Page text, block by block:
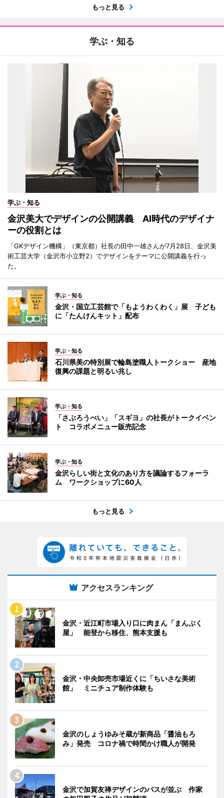
もっと見る
学ぶ・知る
学ぶ・知る
金沢美大でデザインの公開講義 AI時代のデザイナ
ーの役割とは
「GKデザイン機構」（東京都）社長の田中一雄さんが7月28日、金沢美
術工芸大学（金沢市小立野2）でデザインをテーマに公開講義を行っ
た。
学ぶ・知る
金沢・国立工芸館で「もようわくわく」展 子ども
に「たんけんキット」配布
学ぶ・知る
石川県美の特別展で輪島塗職人トークショー 産地
復興の課題と明るい兆し
学ぶ・知る
「さぶろうべい」「スギヨ」の社長がトークイベン
ト コラボメニュー販売記念
学ぶ・知る
金沢らしい街と文化のあり方を議論するフォーラ
ム ワークショップに60人
もっと見る
アクセスランキング
金沢・近江町市場入り口に肉まん「まんぷく
屋」 能登から移住、熊本支援も
金沢・中央卸売市場近くに「ちいさな美術
館」 ミニチュア制作体験も
金沢のしょうゆみそ蔵が新商品「醤油もろ
み」発売 コロナ禍で時間かけ職人が開発
金沢で加賀友禅デザインのバスが並ぶ 作家